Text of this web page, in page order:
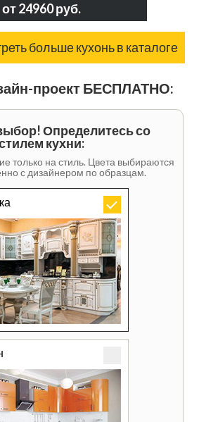
от 24960 руб.
больше кухонь в каталоге
проект БЕСПЛАТНО:
Определитесь со
кухни:
только на стиль. Цвета выбираются
с дизайнером по образцам.